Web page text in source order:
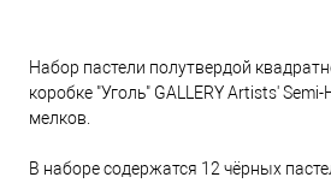
Набор пастели полутвердой
коробке "Уголь" GALLERY Artists'
мелков.
В наборе содержатся 12 чёрных